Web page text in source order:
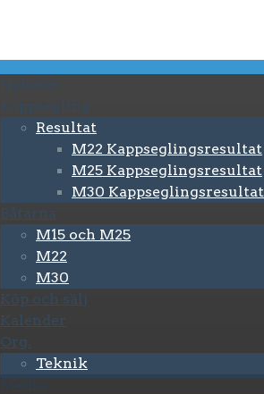
Nyheter
Kappsegling
Resultat
M22 Kappseglingsresultat
M25 Kappseglingsresultat
M30 Kappseglingsresultat
Båtarna
M15 och M25
M22
M30
Köp och sälj
Kalender
Org.
Teknik
Media